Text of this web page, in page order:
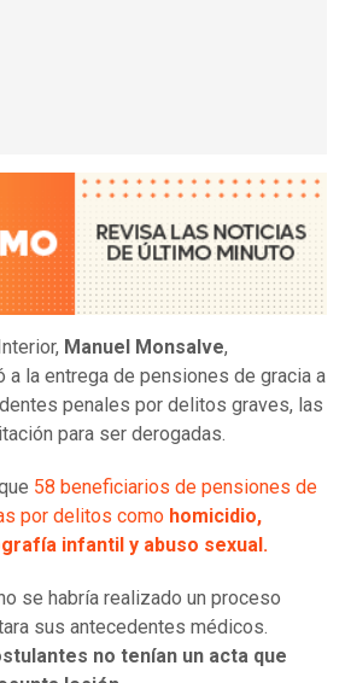
Manuel Monsalve,
a la entrega de pensiones de gracia a
penales por delitos graves, las
para ser derogadas.
58 beneficiarios de pensiones de
por delitos como homicidio,
infantil y abuso sexual.
se habría realizado un proceso
sus antecedentes médicos.
no tenían un acta que